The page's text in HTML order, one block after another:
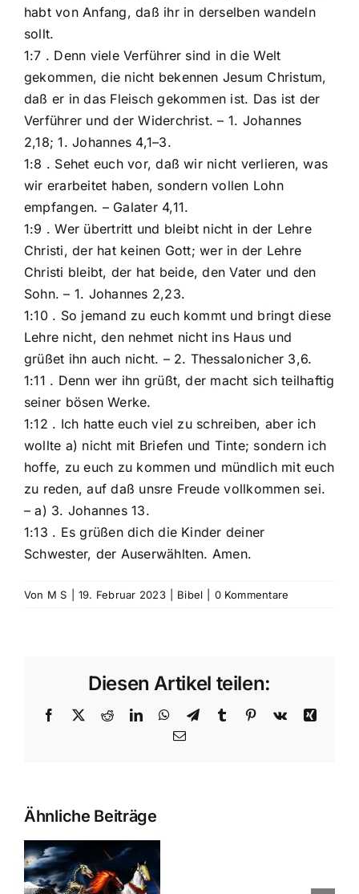
habt von Anfang, daß ihr in derselben wandeln
sollt.
1:7 . Denn viele Verführer sind in die Welt
gekommen, die nicht bekennen Jesum Christum,
daß er in das Fleisch gekommen ist. Das ist der
Verführer und der Widerchrist. – 1. Johannes
2,18; 1. Johannes 4,1–3.
1:8 . Sehet euch vor, daß wir nicht verlieren, was
wir erarbeitet haben, sondern vollen Lohn
empfangen. – Galater 4,11.
1:9 . Wer übertritt und bleibt nicht in der Lehre
Christi, der hat keinen Gott; wer in der Lehre
Christi bleibt, der hat beide, den Vater und den
Sohn. – 1. Johannes 2,23.
1:10 . So jemand zu euch kommt und bringt diese
Lehre nicht, den nehmet nicht ins Haus und
grüßet ihn auch nicht. – 2. Thessalonicher 3,6.
1:11 . Denn wer ihn grüßt, der macht sich teilhaftig
seiner bösen Werke.
1:12 . Ich hatte euch viel zu schreiben, aber ich
wollte a) nicht mit Briefen und Tinte; sondern ich
hoffe, zu euch zu kommen und mündlich mit euch
zu reden, auf daß unsre Freude vollkommen sei.
– a) 3. Johannes 13.
1:13 . Es grüßen dich die Kinder deiner
Schwester, der Auserwählten. Amen.
Von M S 19. Februar 2023 Bibel 0 Kommentare
Diesen Artikel teilen:
Facebook
X RedditLinkedInWhatsApp
TelegramTumblr Pinterest
Vk
Xing
E-
Ähnliche Beiträge